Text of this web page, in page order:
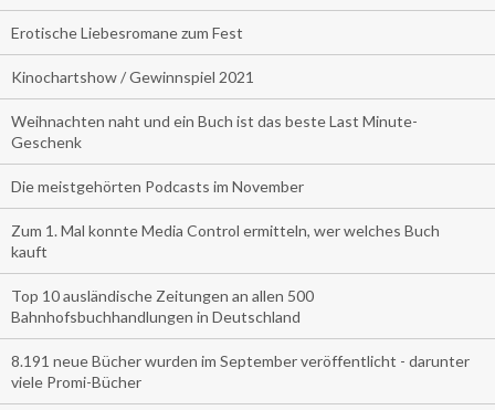
Erotische Liebesromane zum Fest
Kinochartshow / Gewinnspiel 2021
Weihnachten naht und ein Buch ist das beste Last Minute-
Geschenk
Die meistgehörten Podcasts im November
Zum 1. Mal konnte Media Control ermitteln, wer welches Buch
kauft
Top 10 ausländische Zeitungen an allen 500
Bahnhofsbuchhandlungen in Deutschland
8.191 neue Bücher wurden im September veröffentlicht - darunter
viele Promi-Bücher